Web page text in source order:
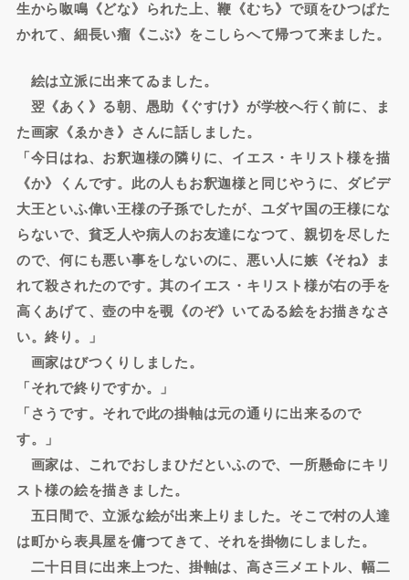
生から呶鳴《どな》られた上、鞭《むち》で頭をひつぱた
かれて、細長い瘤《こぶ》をこしらへて帰つて来ました。
絵は立派に出来てゐました。
翌《あく》る朝、愚助《ぐすけ》が学校へ行く前に、ま
た画家《ゑかき》さんに話しました。
「今日はね、お釈迦様の隣りに、イエス・キリスト様を描
《か》くんです。此の人もお釈迦様と同じやうに、ダビデ
大王といふ偉い王様の子孫でしたが、ユダヤ国の王様にな
らないで、貧乏人や病人のお友達になつて、親切を尽した
ので、何にも悪い事をしないのに、悪い人に嫉《そね》ま
れて殺されたのです。其のイエス・キリスト様が右の手を
高くあげて、壺の中を覗《のぞ》いてゐる絵をお描きなさ
い。終り。」
画家はびつくりしました。
「それで終りですか。」
「さうです。それで此の掛軸は元の通りに出来るので
す。」
画家は、これでおしまひだといふので、一所懸命にキリ
スト様の絵を描きました。
五日間で、立派な絵が出来上りました。そこで村の人達
は町から表具屋を傭つてきて、それを掛物にしました。
二十日目に出来上つた、掛軸は、高さ三メエトル、幅二